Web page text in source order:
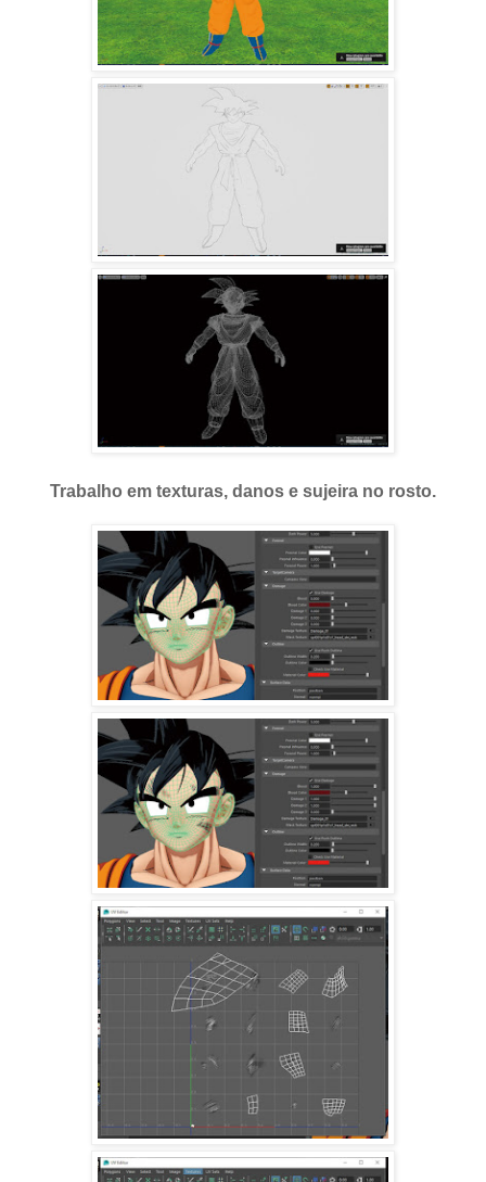
Trabalho em texturas, danos e sujeira no rosto.